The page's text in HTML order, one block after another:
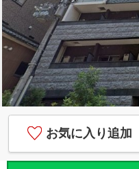
お気に入り追加